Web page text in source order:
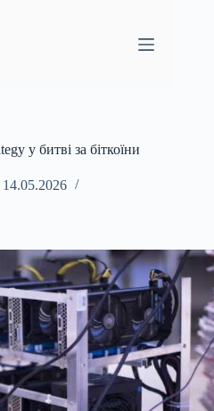
у битві за біткоїни
14.05.2026